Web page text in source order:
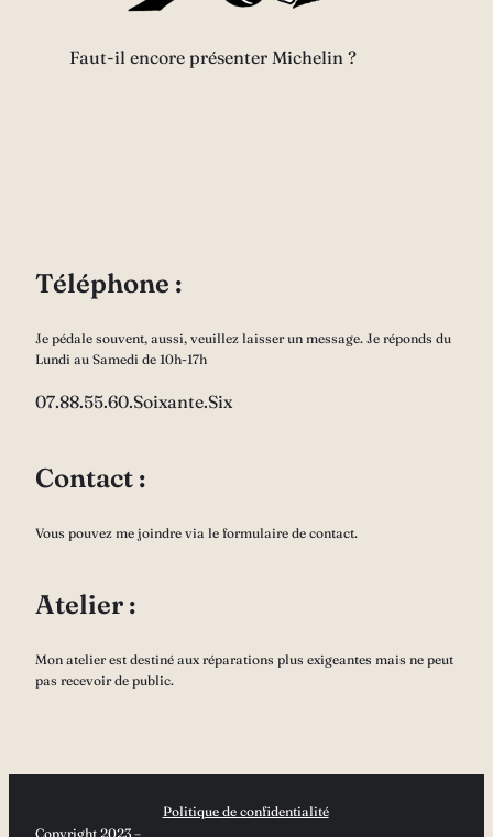
Faut-il encore présenter Michelin ?
Téléphone :
Je pédale souvent, aussi, veuillez laisser un message. Je réponds du
Lundi au Samedi de 10h-17h
07.88.55.60.Soixante.Six
Contact :
Vous pouvez me joindre via le formulaire de contact.
Atelier :
Mon atelier est destiné aux réparations plus exigeantes mais ne peut
pas recevoir de public.
Copyright 2023 –
Politique de confidentialité